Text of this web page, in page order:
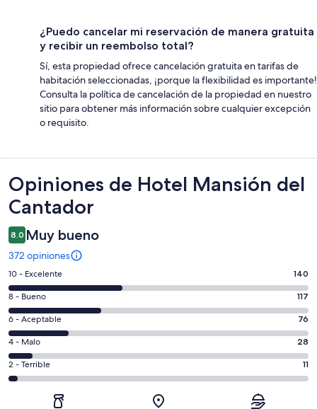
¿Puedo cancelar mi reservación de manera gratuita
y recibir un reembolso total?
Sí, esta propiedad ofrece cancelación gratuita en tarifas de
habitación seleccionadas, ¡porque la flexibilidad es importante!
Consulta la política de cancelación de la propiedad en nuestro
sitio para obtener más información sobre cualquier excepción
o requisito.
Opiniones
Opiniones de Hotel Mansión del
Cantador
8.0 Muy bueno
372 opiniones
Puntuación
de
10,
es
decir,
Excelente.
Basada
en
10 - Excelente 140
Puntuación
de
8,
es
decir,
Bueno.
8 - Bueno 117
Puntuación
de
6,
es
decir,
Aceptable.
6 - Aceptable 76
Puntuación
de
4,
4 - Malo 28
Puntuación
de
2 - Terrible 11